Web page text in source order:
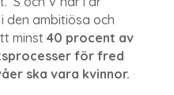
den ambitiösa och
minst 40 procent av
för fred
ska vara kvinnor.